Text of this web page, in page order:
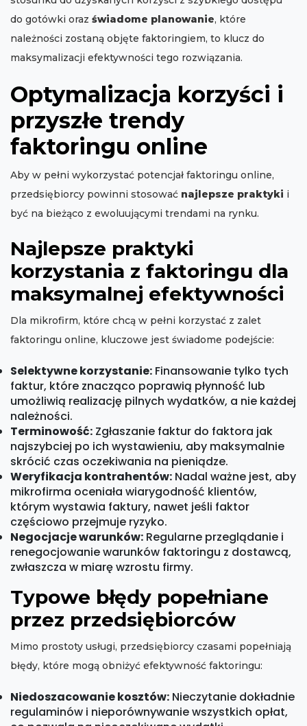
do gotówki oraz świadome planowanie, które
należności zostaną objęte faktoringiem, to klucz do
maksymalizacji efektywności tego rozwiązania.
Optymalizacja korzyści i
przyszłe trendy
faktoringu online
Aby w pełni wykorzystać potencjał faktoringu online,
przedsiębiorcy powinni stosować najlepsze praktyki i
być na bieżąco z ewoluującymi trendami na rynku.
Najlepsze praktyki
korzystania z faktoringu dla
maksymalnej efektywności
Dla mikrofirm, które chcą w pełni korzystać z zalet
faktoringu online, kluczowe jest świadome podejście:
Selektywne korzystanie: Finansowanie tylko tych
faktur, które znacząco poprawią płynność lub
umożliwią realizację pilnych wydatków, a nie każdej
należności.
Terminowość: Zgłaszanie faktur do faktora jak
najszybciej po ich wystawieniu, aby maksymalnie
skrócić czas oczekiwania na pieniądze.
Weryfikacja kontrahentów: Nadal ważne jest, aby
mikrofirma oceniała wiarygodność klientów,
którym wystawia faktury, nawet jeśli faktor
częściowo przejmuje ryzyko.
Negocjacje warunków: Regularne przeglądanie i
renegocjowanie warunków faktoringu z dostawcą,
zwłaszcza w miarę wzrostu firmy.
Typowe błędy popełniane
przez przedsiębiorców
Mimo prostoty usługi, przedsiębiorcy czasami popełniają
błędy, które mogą obniżyć efektywność faktoringu:
Niedoszacowanie kosztów: Nieczytanie dokładnie
regulaminów i nieporównywanie wszystkich opłat,